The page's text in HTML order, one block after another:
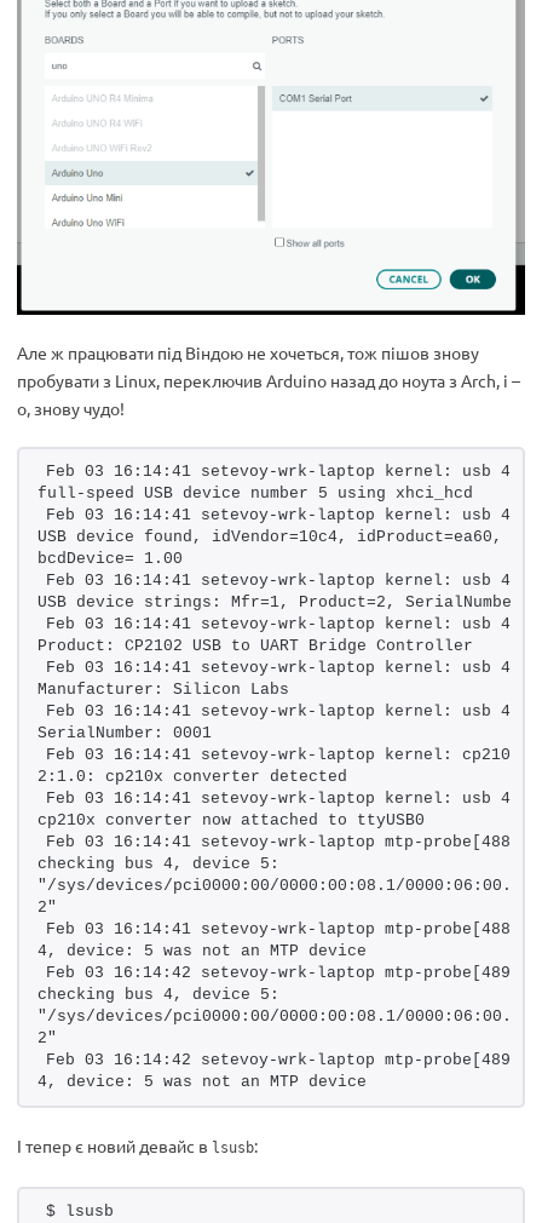
Але ж працювати під Віндою не хочеться, тож пішов знову
пробувати з Linux, переключив Arduino назад до ноута з Arch, і –
о, знову чудо!
Feb 03 16:14:41 setevoy-wrk-laptop kernel: usb 4-2:
full-speed USB device number 5 using xhci_hcd
Feb 03 16:14:41 setevoy-wrk-laptop kernel: usb 4-2:
USB device found, idVendor=10c4, idProduct=ea60,
bcdDevice= 1.00
Feb 03 16:14:41 setevoy-wrk-laptop kernel: usb 4-2:
USB device strings: Mfr=1, Product=2, SerialNumber=3
Feb 03 16:14:41 setevoy-wrk-laptop kernel: usb 4-2:
Product: CP2102 USB to UART Bridge Controller
Feb 03 16:14:41 setevoy-wrk-laptop kernel: usb 4-2:
Manufacturer: Silicon Labs
Feb 03 16:14:41 setevoy-wrk-laptop kernel: usb 4-2:
SerialNumber: 0001
Feb 03 16:14:41 setevoy-wrk-laptop kernel: cp210x
2:1.0: cp210x converter detected
Feb 03 16:14:41 setevoy-wrk-laptop kernel: usb 4-2:
cp210x converter now attached to ttyUSB0
Feb 03 16:14:41 setevoy-wrk-laptop mtp-
checking bus 4, device 5:
"/sys/devices/pci0000:00/0000:00:08.1/0000:06:00.4/
2"
Feb 03 16:14:41 setevoy-wrk-laptop mtp-
4, device: 5 was not an MTP device
Feb 03 16:14:42 setevoy-wrk-laptop mtp-
checking bus 4, device 5:
"/sys/devices/pci0000:00/0000:00:08.1/0000:06:00.4/
2"
Feb 03 16:14:42 setevoy-wrk-laptop mtp-
4, device: 5 was not an MTP device
І тепер є новий девайс в lsusb:
$ lsusb